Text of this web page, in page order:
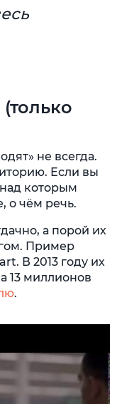
не всегда.
Если вы
над которым
о чём речь.
а порой их
Пример
В 2013 году их
13 миллионов
.